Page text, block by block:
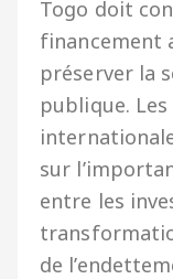
Togo doit
financement
préserver la
publique.
sur
entre les
de